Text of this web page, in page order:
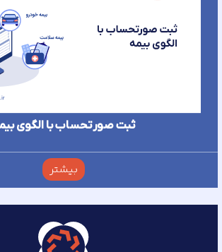
ثبت صورتحساب با الگوی
بیشتر